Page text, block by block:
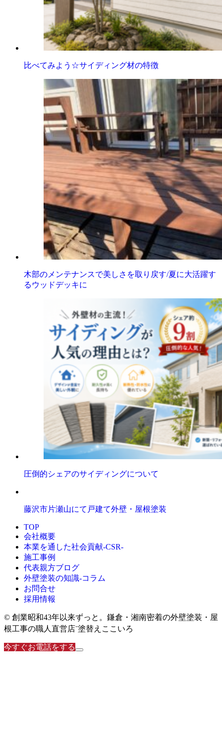
比べてみよう☆サイディング材の特徴
木部のメンテナンスで美しさを取り戻す/夏に大活躍す
るウッドデッキに
圧倒的シェアのサイディングについて
藤沢市片瀬山にて戸建て外壁・屋根塗装
TOP
会社概要
本業を通した社会貢献-CSR-
施工事例
代表親方ブログ
外壁塗装の知識‐コラム
お問合せ
採用情報
© 創業昭和43年以来ずっと。鎌倉・湘南密着の外壁塗装・屋
根工事の職人直営店⁻塗替えここいろ
今すぐお電話をする